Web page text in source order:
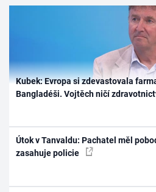
Kubek: Evropa si zdevastovala
Bangladéši. Vojtěch ničí
Útok v Tanvaldu: Pachatel měl
zasahuje policie